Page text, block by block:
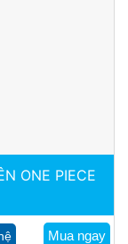
ONE PIECE
Mua ngay